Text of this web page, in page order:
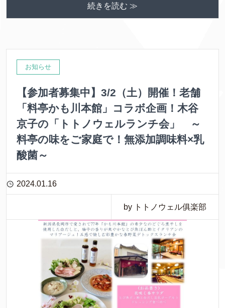
続きを読む ≫
お知らせ
【参加者募集中】3/2（土）開催！老舗
「料亭かも川本館」コラボ企画！木谷
京子の「トトノウェルランチ会」 ～
料亭の味をご家庭で！無添加調味料×乳
酸菌～
2024.01.16
by トトノウェル俱楽部